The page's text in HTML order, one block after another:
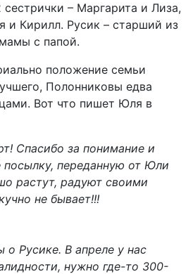
– Маргарита и Лиза,
и Кирилл. Русик – старший из
с папой.
положение семьи
Полонниковы едва
Вот что пишет Юля в
Спасибо за понимание и
переданную от Юли
растут, радуют своими
не бывает!!!
о Русике. В апреле у нас
нужно где-то 300-